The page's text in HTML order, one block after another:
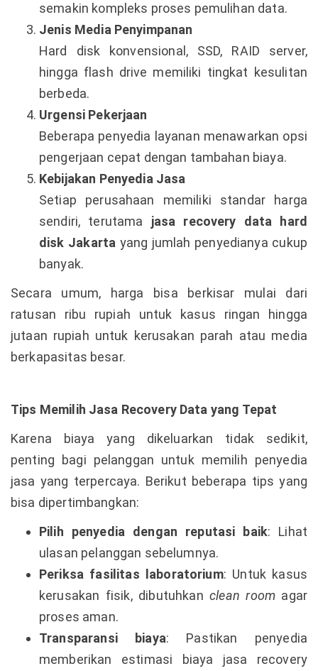
semakin kompleks proses pemulihan data.
Jenis Media Penyimpanan
Hard disk konvensional, SSD, RAID server,
hingga flash drive memiliki tingkat kesulitan
berbeda.
Urgensi Pekerjaan
Beberapa penyedia layanan menawarkan opsi
pengerjaan cepat dengan tambahan biaya.
Kebijakan Penyedia Jasa
Setiap perusahaan memiliki standar harga
sendiri, terutama jasa recovery data hard
disk Jakarta yang jumlah penyedianya cukup
banyak.
Secara umum, harga bisa berkisar mulai dari
ratusan ribu rupiah untuk kasus ringan hingga
jutaan rupiah untuk kerusakan parah atau media
berkapasitas besar.
Tips Memilih Jasa Recovery Data yang Tepat
Karena biaya yang dikeluarkan tidak sedikit,
penting bagi pelanggan untuk memilih penyedia
jasa yang terpercaya. Berikut beberapa tips yang
bisa dipertimbangkan:
Pilih penyedia dengan reputasi baik: Lihat
ulasan pelanggan sebelumnya.
Periksa fasilitas laboratorium: Untuk kasus
kerusakan fisik, dibutuhkanclean roomagar
proses aman.
Transparansi biaya: Pastikan penyedia
memberikan estimasi biaya jasa recovery